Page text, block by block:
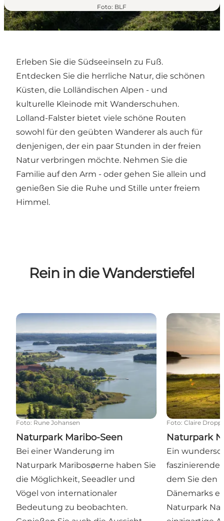
Foto: BLF
Erleben Sie die Südseeinseln zu Fuß.
Entdecken Sie die herrliche Natur, die schönen
Küsten, die Lolländischen Alpen - und
kulturelle Kleinode mit Wanderschuhen.
Lolland-Falster bietet viele schöne Routen
sowohl für den geübten Wanderer als auch für
denjenigen, der ein paar Stunden in der freien
Natur verbringen möchte. Nehmen Sie die
Familie auf den Arm - oder gehen Sie allein und
genießen Sie die Ruhe und Stille unter freiem
Himmel.
Rein in die Wanderstiefel
Naturpark Maribo-Seen
Foto: Rune Johansen
Naturpark Maribo-Seen
Bei einer Wanderung im
Naturpark Maribosøerne haben Sie
die Möglichkeit, Seeadler und
Vögel von internationaler
Bedeutung zu beobachten.
Naturpark
Foto: Claire
Naturpark
Ein
dem Sie den
Dänemarks
Naturpark